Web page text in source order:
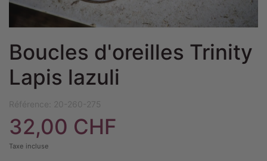
Boucles d'oreilles Trinity
Lapis lazuli
Référence: 20-260-275
32,00 CHF
Taxe incluse